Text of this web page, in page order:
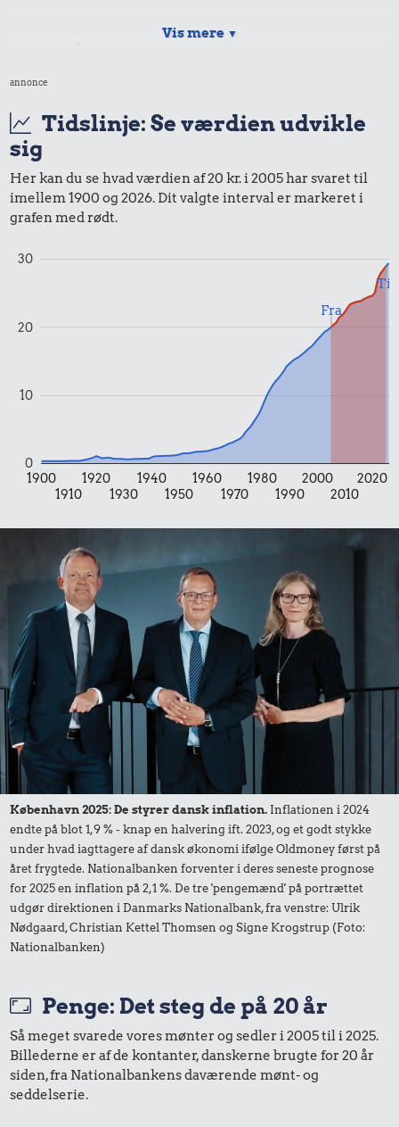
4,14 kr.
Æble
17 kr.
20 kr.
1 kg havregryn
20 kr.
Samlet pris i 2025
Udvalgte varer fra danskernes indkøbskurv gennem tiderne.
Priser i nutidskroner er estimeret af Oldmoney. Priser i
datidskroner er på baggrund af forbrugerprisindekset fra
Danmarks Statistik.
Vis mere ▼
annonce
Tidslinje: Se værdien udvikle
sig
Her kan du se hvad værdien af 20 kr. i 2005 har svaret til
imellem 1900 og 2026. Dit valgte interval er markeret i
grafen med rødt.
1900
1910
1920
1930
1940
1950
1960
1970
1980
1990
2000
2010
2020
0
10
20
30
Fra
Til
København 2025: De styrer dansk inflation. Inflationen i 2024
endte på blot 1,9 % - knap en halvering ift. 2023, og et godt stykke
under hvad iagttagere af dansk økonomi ifølge Oldmoney først på
året frygtede. Nationalbanken forventer i deres seneste prognose
for 2025 en inflation på 2,1 %. De tre 'pengemænd' på portrættet
udgør direktionen i Danmarks Nationalbank, fra venstre: Ulrik
Nødgaard, Christian Kettel Thomsen og Signe Krogstrup (Foto:
Nationalbanken)
Penge: Det steg de på 20 år
Så meget svarede vores mønter og sedler i 2005 til i 2025.
Billederne er af de kontanter, danskerne brugte for 20 år
siden, fra Nationalbankens daværende mønt- og
seddelserie.